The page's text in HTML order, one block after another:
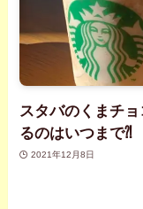
スタバのくまチ
るのはいつまで⁈
2021年12月8日